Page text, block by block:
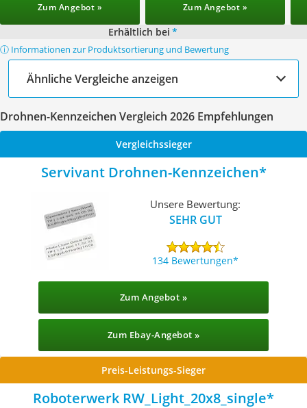
Zum Angebot » Zum Angebot »
Erhältlich bei *
ⓘ Informationen zur Produktsortierung und Bewertung
Ähnliche Vergleiche anzeigen
Drohnen-Kennzeichen Vergleich 2026 Empfehlungen
Vergleichssieger
Servivant Drohnen-Kennzeichen
Unsere Bewertung:
SEHR GUT
134 Bewertungen
Zum Angebot »
Zum Ebay-Angebot »
Preis-Leistungs-Sieger
Roboterwerk ‎RW_Light_20x8_single